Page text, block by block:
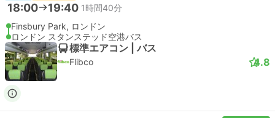
23:21 00:09 +1 48分
リバプールストリート駅, ロンドン
London Stansted Airport
スタンダード | 列車
Stansted Express